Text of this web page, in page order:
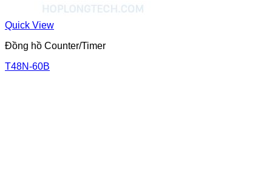
Quick View
Đồng hồ Counter/Timer
T48N-60B